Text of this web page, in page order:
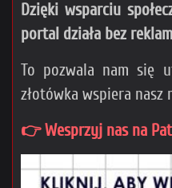
Dzięki wsparciu
portal działa bez
To pozwala nam się
złotówka wspiera nasz
👉 Wesprzyj nas na